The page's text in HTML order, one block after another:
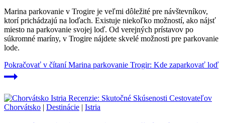
Marina parkovanie v Trogire je veľmi dôležité pre návštevníkov,
ktorí prichádzajú na loďach. Existuje niekoľko možností, ako nájsť
miesto na parkovanie svojej loď. Od verejných prístavov po
súkromné maríny, v Trogire nájdete skvelé možnosti pre parkovanie
lode.
Pokračovať v čítaníMarina parkovanie Trogir: Kde zaparkovať loď
Chorvátsko | Destinácie | Istria